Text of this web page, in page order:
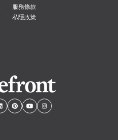
服務條款
私隱政策